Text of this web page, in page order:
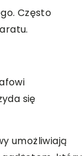
Często
się
umożliwiają